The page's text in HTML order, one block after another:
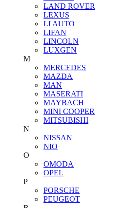
LAND ROVER
LEXUS
LI AUTO
LIFAN
LINCOLN
LUXGEN
M
MERCEDES
MAZDA
MAN
MASERATI
MAYBACH
MINI COOPER
MITSUBISHI
N
NISSAN
NIO
O
OMODA
OPEL
P
PORSCHE
PEUGEOT